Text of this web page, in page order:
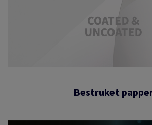
Bestruket